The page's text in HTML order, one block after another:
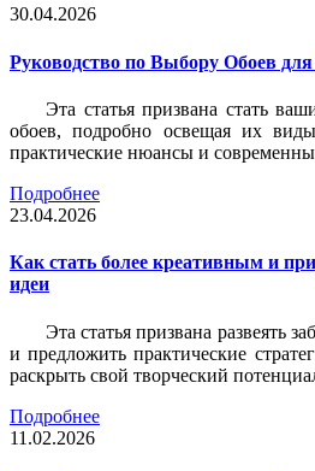
30.04.2026
Руководство по Выбору Обоев
Эта статья призвана стать
обоев, подробно освещая их
практические нюансы и
Подробнее
23.04.2026
Как стать более креативным и
идеи
Эта статья призвана развеять
и предложить практические
раскрыть свой творческий
Подробнее
11.02.2026